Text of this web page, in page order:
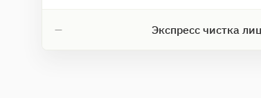
— Экспресс чистка